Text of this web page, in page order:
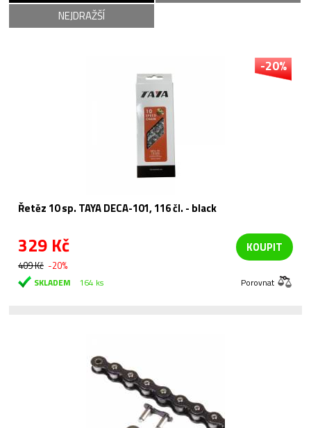
NEJDRAŽŠÍ
-20%
Řetěz 10 sp. TAYA DECA-101, 116 čl. - black
329 Kč
409 Kč -20%
KOUPIT
SKLADEM 164 ks Porovnat